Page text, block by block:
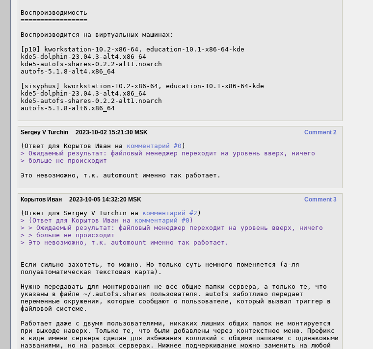
Воспроизводимость
=================
Воспроизводится на виртуальных машинах:
[p10] kworkstation-10.2-x86-64, education-10.1-x86-64-kde
kde5-dolphin-23.04.3-alt4.x86_64
kde5-autofs-shares-0.2.2-alt1.noarch
autofs-5.1.8-alt4.x86_64
[sisyphus] kworkstation-10.2-x86-64, education-10.1-x86-64-kde
kde5-dolphin-23.04.3-alt4.x86_64
kde5-autofs-shares-0.2.2-alt1.noarch
autofs-5.1.8-alt6.x86_64
Comment 2
Sergey V Turchin 2023-10-02 15:21:30 MSK
(Ответ для Корытов Иван на комментарий #0
> Ожидаемый результат: файловый менеджер переходит на уровень вверх, ничего
> больше не происходит
Это невозможно, т.к. automount именно так работает.
Comment 3
Корытов Иван 2023-10-05 14:32:20 MSK
(Ответ для Sergey V Turchin на комментарий #2
> (Ответ для Корытов Иван на комментарий #0 )
> > Ожидаемый результат: файловый менеджер переходит на уровень вверх, ничего
> > больше не происходит
> Это невозможно, т.к. automount именно так работает.
Если сильно захотеть, то можно. Но только суть немного поменяется (а-ля
полуавтоматическая текстовая карта).
Нужно передавать для монтирования не все общие папки сервера, а только те, что
указаны в файле ~/.autofs.shares пользователя. autofs заботливо передает
переменные окружения, которые сообщают о пользователе, который вызвал триггер в
файловой системе.
Работает даже с двумя пользователями, никаких лишних общих папок не монтируется
при выходе наверх. Только те, что были добавлены через контекстное меню. Префикс
в виде имени сервера сделан для избежания коллизий с общими папками с одинаковыми
названиями, но на разных серверах. Нижнее подчеркивание можно заменить на любой